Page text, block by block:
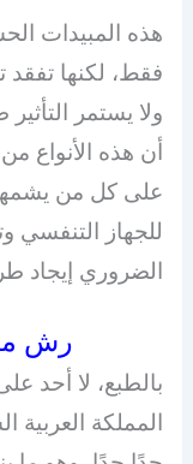
هذه المبيدات
فقط، لكنها تفقد
ولا يستمر
أن هذه الأنواع
على كل من
للجهاز التنفسي
الضروري إيجاد
رش
بالطبع، لا أحد
المملكة العربية